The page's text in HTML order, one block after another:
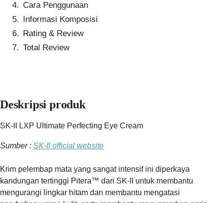
Cara Penggunaan
Informasi Komposisi
Rating & Review
Total Review
Deskripsi produk
SK-II LXP Ultimate Perfecting Eye Cream
Sumber : SK-II official website
Krim pelembap mata yang sangat intensif ini diperkaya
kandungan tertinggi Pitera™ dari SK-II untuk membantu
mengurangi lingkar hitam dan membantu mengatasi